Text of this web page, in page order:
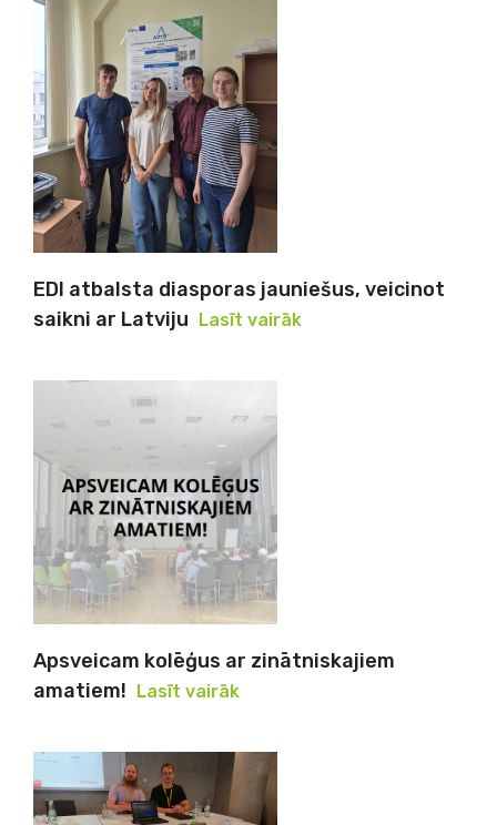
EDI atbalsta diasporas jauniešus, veicinot
saikni ar Latviju Lasīt vairāk
Apsveicam kolēģus ar zinātniskajiem
amatiem! Lasīt vairāk